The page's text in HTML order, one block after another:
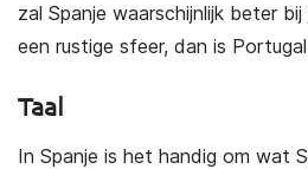
zal Spanje waarschijnlijk beter
een rustige sfeer, dan is
Taal
In Spanje is het handig om wat